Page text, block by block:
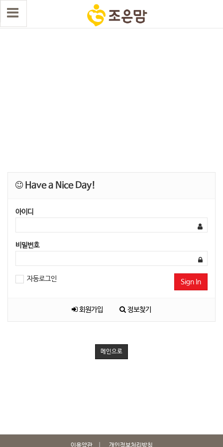
Have a Nice Day!
아이디
비밀번호
자동로그인 Sign In
회원가입 정보찾기
메인으로
이용약관 개인정보처리방침